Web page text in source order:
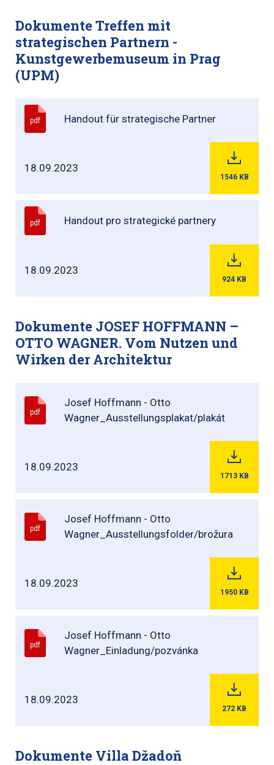
Dokumente Treffen mit
strategischen Partnern -
Kunstgewerbemuseum in Prag
(UPM)
pdf Handout für strategische Partner
18.09.2023
1546 KB
pdf Handout pro strategické partnery
18.09.2023
924 KB
Dokumente JOSEF HOFFMANN –
OTTO WAGNER. Vom Nutzen und
Wirken der Architektur
pdf
Josef Hoffmann - Otto
Wagner_Ausstellungsplakat/plakát
18.09.2023
1713 KB
pdf
Josef Hoffmann - Otto
Wagner_Ausstellungsfolder/brožura
18.09.2023
1950 KB
pdf
Josef Hoffmann - Otto
Wagner_Einladung/pozvánka
18.09.2023
272 KB
Dokumente Villa Džadoň